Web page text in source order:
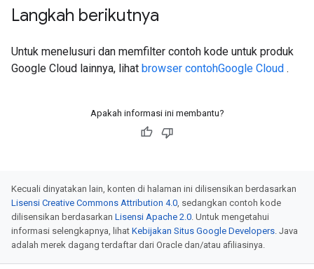
Langkah berikutnya
Untuk menelusuri dan memfilter contoh kode untuk produk
Google Cloud lainnya, lihat browser contohGoogle Cloud .
Apakah informasi ini membantu?
Kecuali dinyatakan lain, konten di halaman ini dilisensikan berdasarkan
Lisensi Creative Commons Attribution 4.0, sedangkan contoh kode
dilisensikan berdasarkan Lisensi Apache 2.0. Untuk mengetahui
informasi selengkapnya, lihat Kebijakan Situs Google Developers. Java
adalah merek dagang terdaftar dari Oracle dan/atau afiliasinya.